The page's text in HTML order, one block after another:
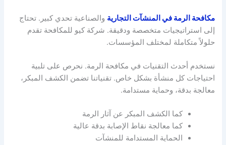
مكافحة الرمة في المنشآت التجارية والصناعية تحدي كبير. تحتاج
إلى استراتيجيات متخصصة ودقيقة. شركة كيو للمكافحة تقدم
حلولاً متكاملة لمختلف المؤسسات.
نستخدم أحدث التقنيات في مكافحة الرمة. نحرص على تلبية
احتياجات كل منشأة بشكل خاص. تقنياتنا تضمن الكشف المبكر،
معالجة بدقة، وحماية مستدامة.
كما الكشف المبكر عن آثار الرمة
كما معالجة نقاط الإصابة بدقة عالية
الحماية المستدامة للمنشآت